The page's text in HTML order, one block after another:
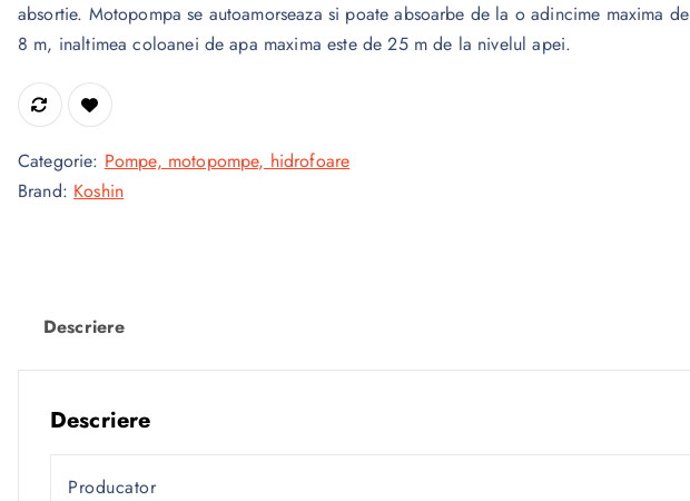
absortie. Motopompa se autoamorseaza si poate absoarbe de la o adincime maxima de
8 m, inaltimea coloanei de apa maxima este de 25 m de la nivelul apei.
Categorie: Pompe, motopompe, hidrofoare
Brand: Koshin
Descriere
Descriere
Producator